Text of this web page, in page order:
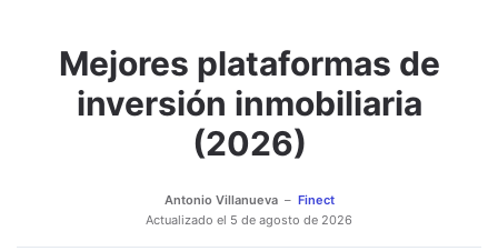
Adjuntar imagen Comentar
Mejores plataformas de
inversión inmobiliaria
(2026)
Antonio Villanueva
Finect
Actualizado el 5 de agosto de 2026